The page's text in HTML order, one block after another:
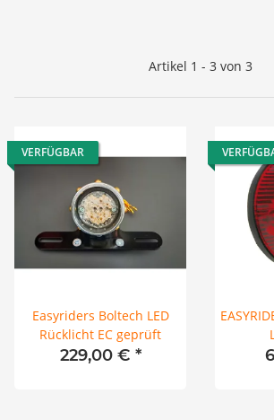
Artikel 1 - 3 von 3
VERFÜGBAR
Easyriders Boltech LED
Rücklicht EC geprüft
229,00 € *